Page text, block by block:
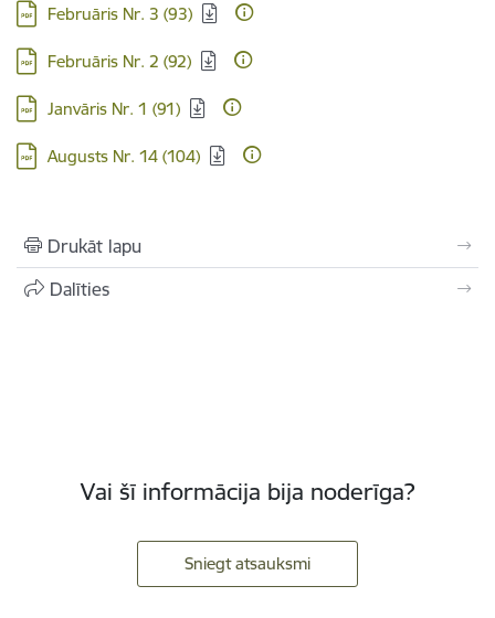
Lejupielādēt:
Februāris Nr. 3 (93)
Lejupielādēt:
Februāris Nr. 2 (92)
Lejupielādēt:
Janvāris Nr. 1 (91)
Lejupielādēt:
Augusts Nr. 14 (104)
Drukāt lapu
Dalīties
Vai šī informācija bija noderīga?
Sniegt atsauksmi